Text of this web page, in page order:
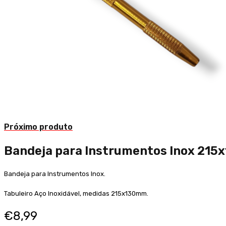
Próximo produto
Bandeja para Instrumentos Inox
Bandeja para Instrumentos Inox.
Tabuleiro Aço Inoxidável, medidas 215x130mm.
€8,99